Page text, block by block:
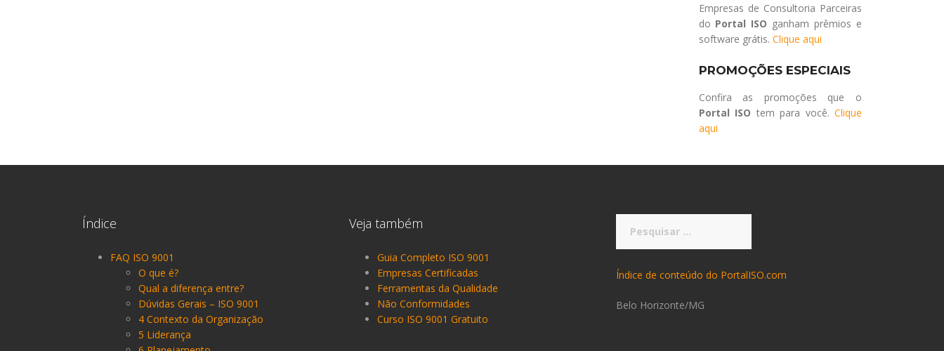
Empresas de Consultoria Parceiras
do Portal ISO ganham prêmios e
software grátis. Clique aqui
PROMOÇÕES ESPECIAIS
Confira as promoções que o
Portal ISO tem para você. Clique
aqui
Índice
FAQ ISO 9001
O que é?
Qual a diferença entre?
Dúvidas Gerais – ISO 9001
4 Contexto da Organização
5 Liderança
Veja também
Guia Completo ISO 9001
Empresas Certificadas
Ferramentas da Qualidade
Não Conformidades
Curso ISO 9001 Gratuito
por:
Índice de conteúdo do PortalISO.com
Belo Horizonte/MG